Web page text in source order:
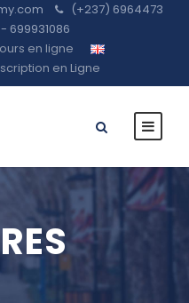
(+237) 6964473
699931086
en ligne
en Ligne